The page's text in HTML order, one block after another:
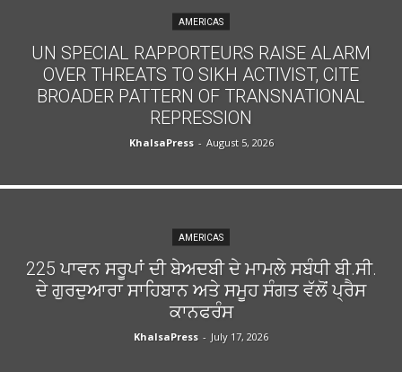
AMERICAS
UN SPECIAL RAPPORTEURS RAISE ALARM
OVER THREATS TO SIKH ACTIVIST, CITE
BROADER PATTERN OF TRANSNATIONAL
REPRESSION
KhalsaPress - August 5, 2026
AMERICAS
225 ਪਾਵਨ ਸਰੂਪਾਂ ਦੀ ਬੇਅਦਬੀ ਦੇ ਮਾਮਲੇ ਸਬੰਧੀ ਬੀ.ਸੀ.
ਦੇ ਗੁਰਦੁਆਰਾ ਸਾਹਿਬਾਨ ਅਤੇ ਸਮੂਹ ਸੰਗਤ ਵੱਲੋਂ ਪ੍ਰੈਸ
ਕਾਨਫਰੰਸ
KhalsaPress - July 17, 2026